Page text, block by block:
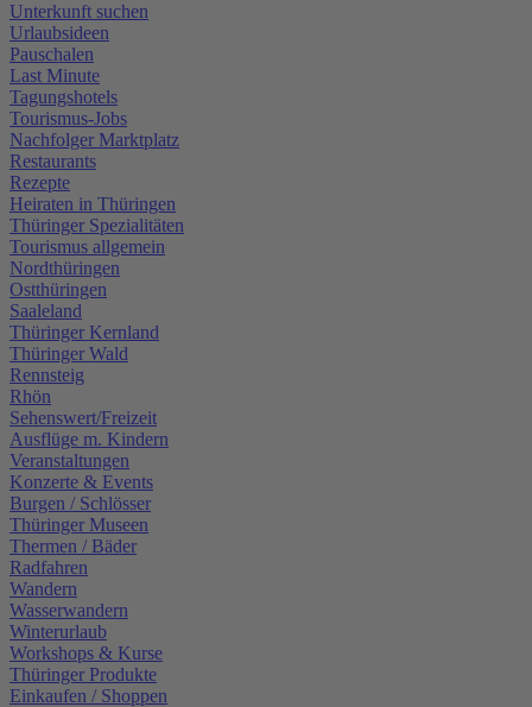
Unterkunft suchen
Urlaubsideen
Pauschalen
Last Minute
Tagungshotels
Tourismus-Jobs
Nachfolger Marktplatz
Restaurants
Rezepte
Heiraten in Thüringen
Thüringer Spezialitäten
Tourismus allgemein
Nordthüringen
Ostthüringen
Saaleland
Thüringer Kernland
Thüringer Wald
Rennsteig
Rhön
Sehenswert/Freizeit
Ausflüge m. Kindern
Veranstaltungen
Konzerte & Events
Burgen / Schlösser
Thüringer Museen
Thermen / Bäder
Radfahren
Wandern
Wasserwandern
Winterurlaub
Workshops & Kurse
Thüringer Produkte
Einkaufen / Shoppen